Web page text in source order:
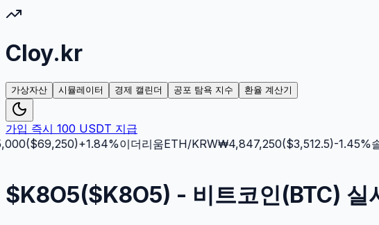
Cloy.kr
가상자산 시뮬레이터 경제 캘린더 공포 탐욕 지수 환율 계산기
가입 즉시 100 USDT 지급
($69,250)+1.84%이더리움ETH/KRW₩4,847,250($3,512.5)-1.45%솔
$K8O5($K8O5) - 비트코인(BTC) 실